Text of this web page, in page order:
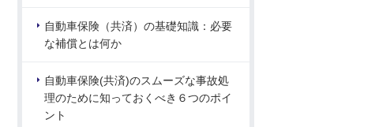
自動車保険（共済）の基礎知識：必要
な補償とは何か
自動車保険(共済)のスムーズな事故処
理のために知っておくべき６つのポイ
ント